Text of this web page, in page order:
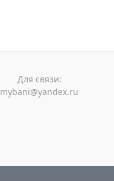
Для связи:
mybani@yandex.ru